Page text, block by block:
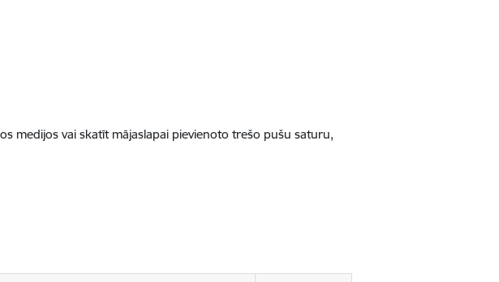
medijos vai skatīt mājaslapai pievienoto trešo pušu saturu,